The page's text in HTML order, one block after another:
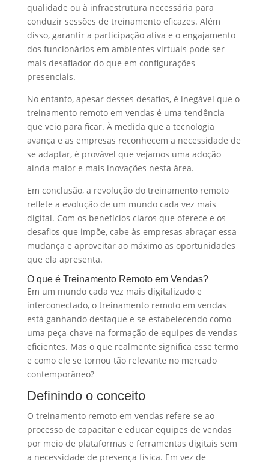
qualidade ou à infraestrutura necessária para
conduzir sessões de treinamento eficazes. Além
disso, garantir a participação ativa e o engajamento
dos funcionários em ambientes virtuais pode ser
mais desafiador do que em configurações
presenciais.
No entanto, apesar desses desafios, é inegável que o
treinamento remoto em vendas é uma tendência
que veio para ficar. À medida que a tecnologia
avança e as empresas reconhecem a necessidade de
se adaptar, é provável que vejamos uma adoção
ainda maior e mais inovações nesta área.
Em conclusão, a revolução do treinamento remoto
reflete a evolução de um mundo cada vez mais
digital. Com os benefícios claros que oferece e os
desafios que impõe, cabe às empresas abraçar essa
mudança e aproveitar ao máximo as oportunidades
que ela apresenta.
O que é Treinamento Remoto em Vendas?
Em um mundo cada vez mais digitalizado e
interconectado, o treinamento remoto em vendas
está ganhando destaque e se estabelecendo como
uma peça-chave na formação de equipes de vendas
eficientes. Mas o que realmente significa esse termo
e como ele se tornou tão relevante no mercado
contemporâneo?
Definindo o conceito
O treinamento remoto em vendas refere-se ao
processo de capacitar e educar equipes de vendas
por meio de plataformas e ferramentas digitais sem
a necessidade de presença física. Em vez de